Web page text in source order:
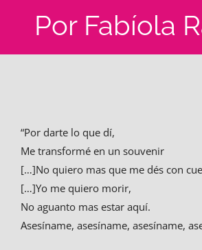
Por Fabíola
“Por darte lo que dí,
Me transformé en un souvenir
[…]No quiero mas que me dés con
[…]Yo me quiero morir,
No aguanto mas estar aquí.
Asesíname, asesíname, asesíname,